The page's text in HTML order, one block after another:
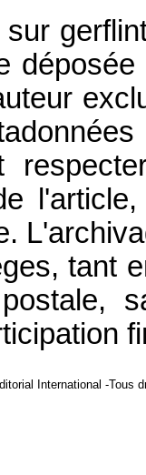
tant
International -Tous